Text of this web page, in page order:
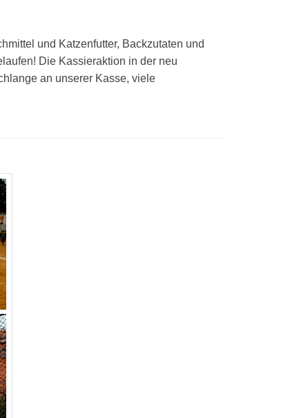
und Katzenfutter, Backzutaten und
Die Kassieraktion in der neu
an unserer Kasse, viele